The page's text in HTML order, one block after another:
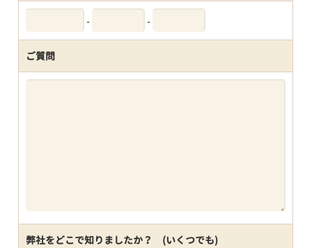
- -
ご質問
弊社をどこで知りましたか？ (いくつでも)